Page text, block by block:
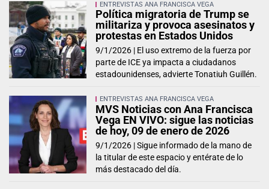
ENTREVISTAS ANA FRANCISCA VEGA
Política migratoria de Trump se
militariza y provoca asesinatos y
protestas en Estados Unidos
9/1/2026 | El uso extremo de la fuerza por
parte de ICE ya impacta a ciudadanos
estadounidenses, advierte Tonatiuh Guillén.
ENTREVISTAS ANA FRANCISCA VEGA
MVS Noticias con Ana Francisca
Vega EN VIVO: sigue las noticias
de hoy, 09 de enero de 2026
9/1/2026 |Sigue informado de la mano de
la titular de este espacio y entérate de lo
más destacado del día.